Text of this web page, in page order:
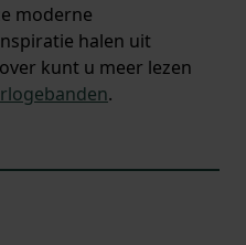
moderne
halen uit
kunt u meer lezen
.